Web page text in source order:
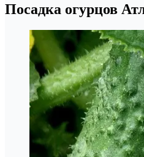
Посадка огурцов